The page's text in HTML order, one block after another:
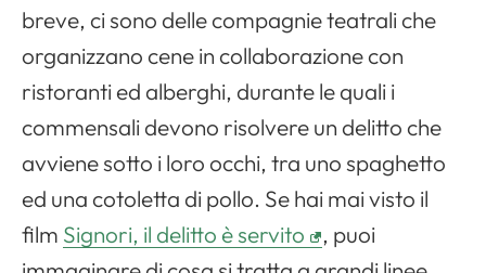
breve, ci sono delle compagnie teatrali che
organizzano cene in collaborazione con
ristoranti ed alberghi, durante le quali i
commensali devono risolvere un delitto che
avviene sotto i loro occhi, tra uno spaghetto
ed una cotoletta di pollo. Se hai mai visto il
film Signori, il delitto è servito
, puoi